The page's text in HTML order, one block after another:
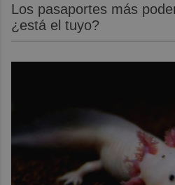
Los pasaportes más
¿está el tuyo?